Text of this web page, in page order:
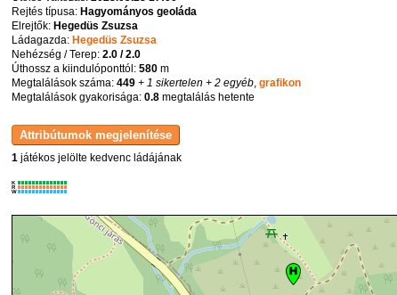
Rejtés típusa: Hagyományos geoláda
Elrejtők: Hegedüs Zsuzsa
Ládagazda: Hegedüs Zsuzsa
Nehézség / Terep: 2.0 / 2.0
Úthossz a kiindulóponttól: 580m
Megtalálások száma: 449+ 1 sikertelen + 2 egyéb, grafikon
Megtalálások gyakorisága: 0.8megtalálás hetente
1játékos jelölte kedvenc ládájának
K
R
W